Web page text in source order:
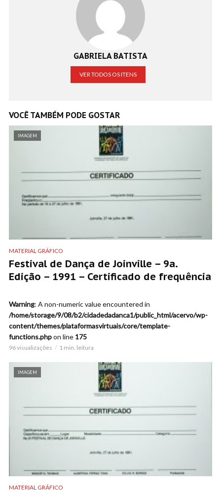
GABRIELA BATISTA
VER TODOS OS ITENS
VOCÊ TAMBÉM PODE GOSTAR
IMAGEM
MATERIAL GRÁFICO
Festival de Dança de Joinville – 9a.
Edição – 1991 – Certificado de frequência
Warning: A non-numeric value encountered in
/home/storage/9/08/b2/cidadedadanca1/public_html/acervo/wp-
content/themes/plataformasvirtuais/core/template-
functions.phpon line 175
96 visualizações 1 min. leitura
IMAGEM
MATERIAL GRÁFICO